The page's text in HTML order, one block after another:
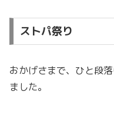
ストパ祭り
おかげさまで、ひと段
ました。